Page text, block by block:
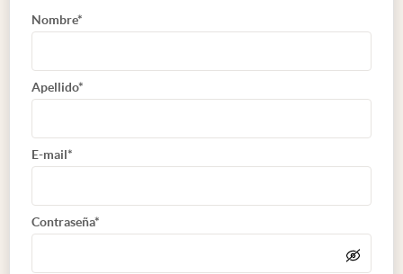
Nombre*
Apellido*
E-mail*
Contraseña*